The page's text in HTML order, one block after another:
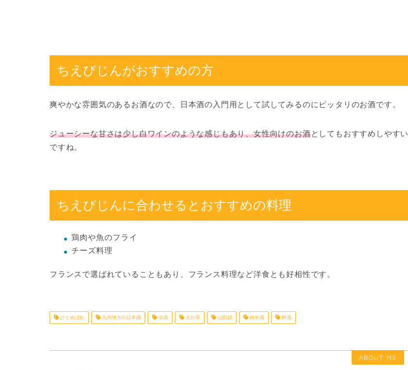
ちえびじんがおすすめの方
爽やかな雰囲気のあるお酒なので、日本酒の入門用として試してみるのにピッタリのお酒です。
ジューシーな甘さは少し白ワインのような感じもあり、女性向けのお酒としてもおすすめしやすい
ですね。
ちえびじんに合わせるとおすすめの料理
鶏肉や魚のフライ
チーズ料理
フランスで選ばれていることもあり、フランス料理など洋食とも好相性です。
ひとめぼれ 九州地方の日本酒 冷酒 大分県 山田錦 純米酒 醇酒
ABOUT ME